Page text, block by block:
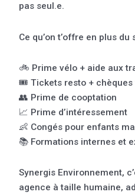
pas seul.e.
Ce qu’on t’offre en plus du
🚲 Prime vélo + aide aux
🎟️ Tickets resto + chèques
👥 Prime de cooptation
📈 Prime d’intéressement
👶 Congés pour enfants
📚 Formations internes et
Synergis Environnement,
agence à taille humaine,